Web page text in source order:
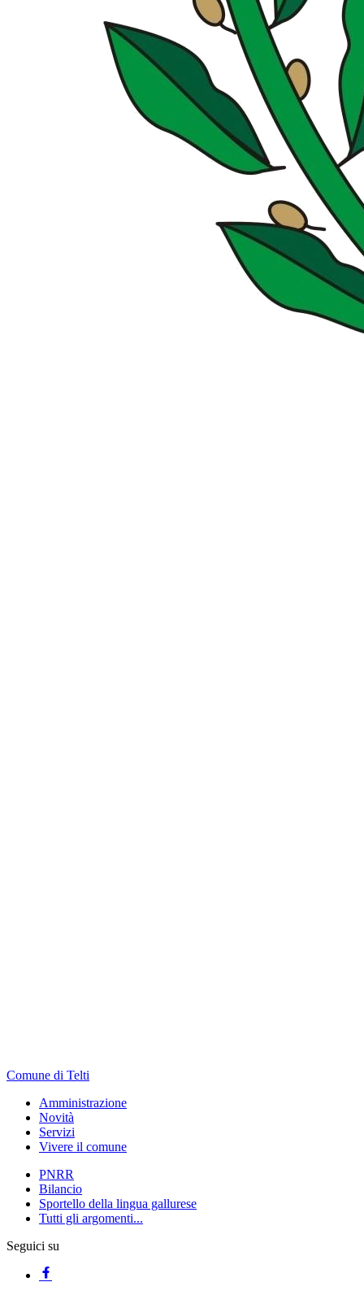
Comune di Telti
Amministrazione
Novità
Servizi
Vivere il comune
PNRR
Bilancio
Sportello della lingua gallurese
Tutti gli argomenti...
Seguici su